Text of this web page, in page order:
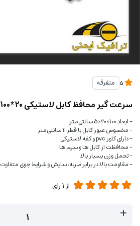
متفرقه
سرعت گیر محافظ کابل لاستیکی 20*100
- ابعاد 100×20×5 سانتی‌متر
- مخصوص عبور کابل با قطر 4 سانتی‌متر
- دارای کاور pvc و کفه لاستیکی
- محافظت از کابل ها و سیم ها
- تحمل وزن بسیار بالا
- مقاومت بالا در برابر ضربه، سایش و شرایط جوی متفاوت
از 1رای